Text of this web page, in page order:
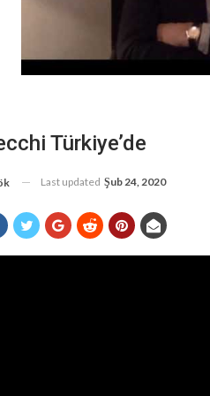
Türkiye’de
Last updated Şub 24, 2020